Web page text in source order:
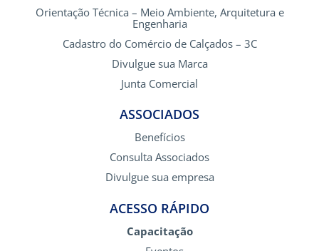
Orientação Técnica – Meio Ambiente, Arquitetura e
Engenharia
Cadastro do Comércio de Calçados – 3C
Divulgue sua Marca
Junta Comercial
ASSOCIADOS
Benefícios
Consulta Associados
Divulgue sua empresa
ACESSO RÁPIDO
Capacitação